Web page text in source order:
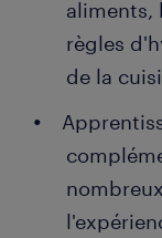
aliments,
règles
de la